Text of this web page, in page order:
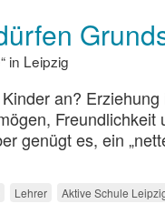
in Leipzig
an?
genügt es, ein
Lehrer Aktive Schule